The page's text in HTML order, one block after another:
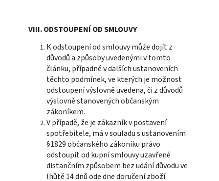
VIII. ODSTOUPENÍ OD SMLOUVY
K odstoupení od smlouvy může dojít z
důvodů a způsoby uvedenými v tomto
článku, případně v dalších ustanoveních
těchto podmínek, ve kterých je možnost
odstoupení výslovně uvedena, či z důvodů
výslovně stanovených občanským
zákoníkem.
V případě, že je zákazník v postavení
spotřebitele, má v souladu s ustanovením
§1829 občanského zákoníku právo
odstoupit od kupní smlouvy uzavřené
distančním způsobem bez udání důvodu ve
lhůtě 14 dnů ode dne doručení zboží.